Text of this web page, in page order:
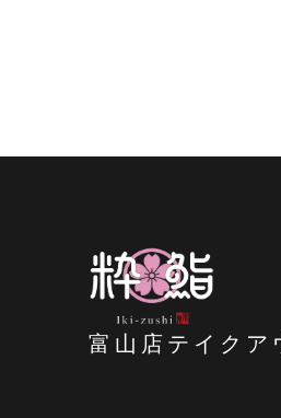
富山店テイクア